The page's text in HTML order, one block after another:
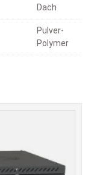
Dach
Pulver-
Polymer